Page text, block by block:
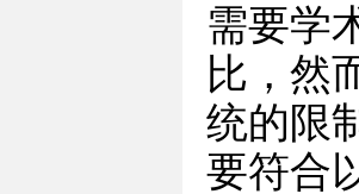
需要学
比，然
统的限
要符合